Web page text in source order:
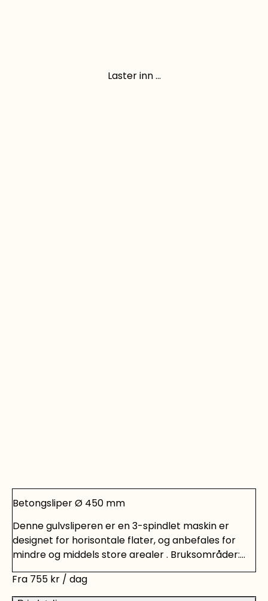
Laster inn ...
Betongsliper Ø 450 mm
Denne gulvsliperen er en 3-spindlet maskin er
designet for horisontale flater, og anbefales for
mindre og middels store arealer . Bruksområder:
Sliping og utjevning av betongoverflater. Fjerning av
lim på betonggulv. Slitasje på slipediamanter
faktureres etter forbruk. **Maskiner hentes inn fra
Fra 755 kr / dag